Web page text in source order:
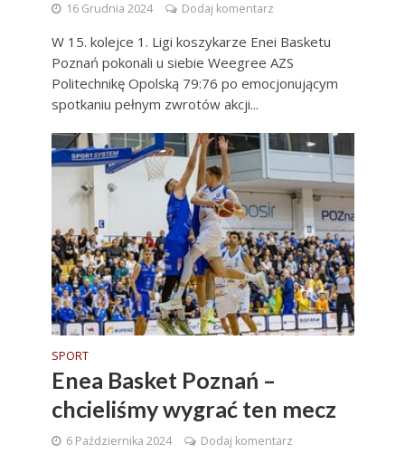
16 Grudnia 2024 Dodaj komentarz
W 15. kolejce 1. Ligi koszykarze Enei Basketu
Poznań pokonali u siebie Weegree AZS
Politechnikę Opolską 79:76 po emocjonującym
spotkaniu pełnym zwrotów akcji...
SPORT
Enea Basket Poznań –
chcieliśmy wygrać ten mecz
6 Października 2024 Dodaj komentarz